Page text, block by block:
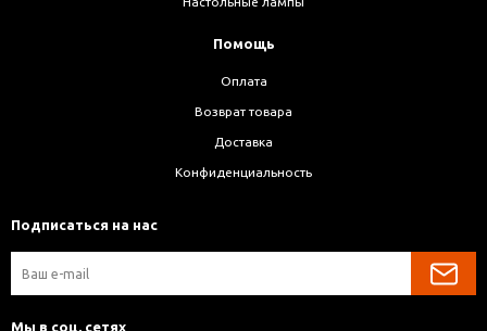
Помощь
Оплата
Возврат товара
Доставка
Конфиденциальность
Подписаться на нас
Мы в соц. сетях